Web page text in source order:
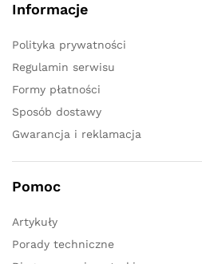
Informacje
Polityka prywatności
Regulamin serwisu
Formy płatności
Sposób dostawy
Gwarancja i reklamacja
Pomoc
Artykuły
Porady techniczne